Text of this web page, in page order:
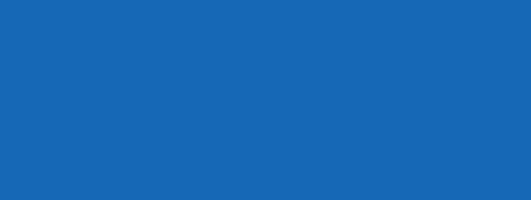
kann der SCI keine Unterbringung anbieten.